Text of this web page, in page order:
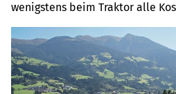
wenigstens beim Traktor alle